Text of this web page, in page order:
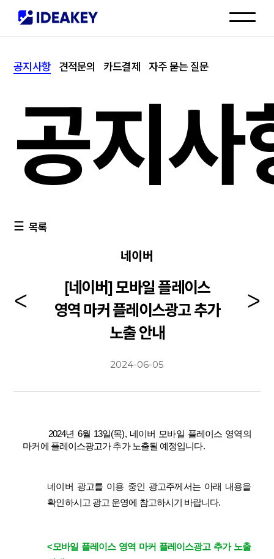
고객센터
공지사항 견적문의 카드결제 자주 묻는 질문
공지사
목록
네이버
[네이버] 모바일 플레이스
영역 마커 플레이스광고 추가
노출 안내
2024-06-05
2024년 6월 13일(목), 네이버 모바일 플레이스 영역의
마커에 플레이스광고가 추가 노출될 예정입니다.
네이버 광고를 이용 중인 광고주께서는 아래 내용을
확인하시고 광고 운영에 참고하시기 바랍니다.
<모바일 플레이스 영역 마커 플레이스광고 추가 노출